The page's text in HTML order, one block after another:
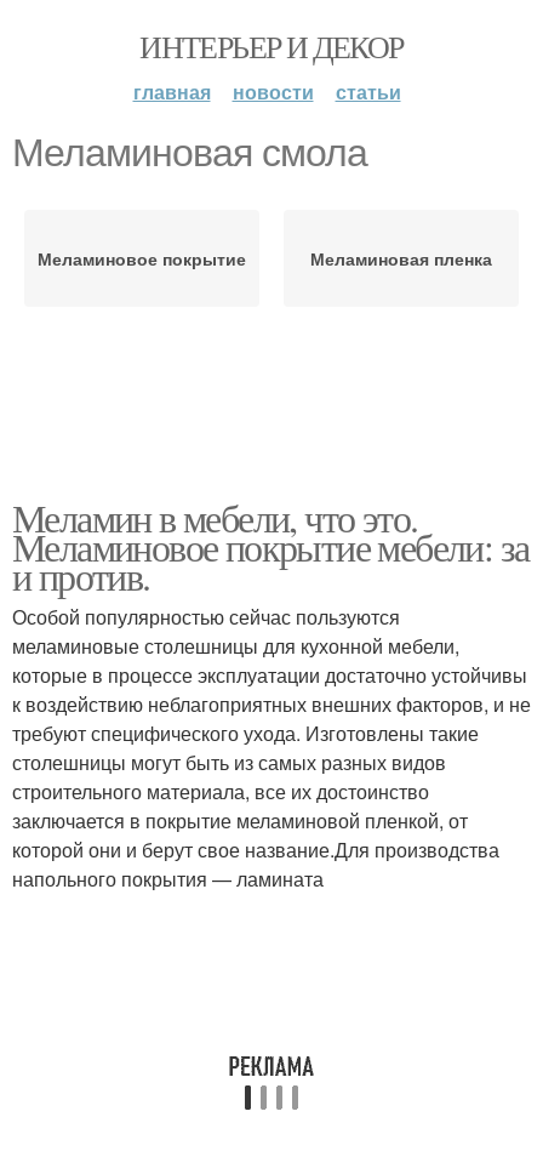
ИНТЕРЬЕР И ДЕКОР
главная новости статьи
Меламиновая смола
Меламиновое покрытие Меламиновая пленка
Меламин в мебели, что это.
Меламиновое покрытие мебели: за
и против.
Особой популярностью сейчас пользуются
меламиновые столешницы для кухонной мебели,
которые в процессе эксплуатации достаточно устойчивы
к воздействию неблагоприятных внешних факторов, и не
требуют специфического ухода. Изготовлены такие
столешницы могут быть из самых разных видов
строительного материала, все их достоинство
заключается в покрытие меламиновой пленкой, от
которой они и берут свое название.Для производства
напольного покрытия — ламината